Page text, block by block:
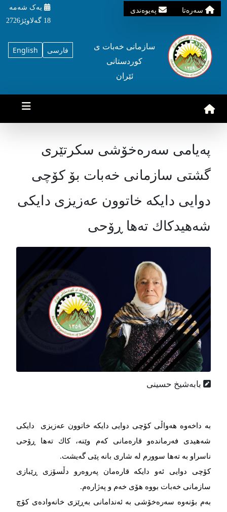
سه‌ره‌تا په‌یوه‌ندی
یه‌ک شه‌مه‌
18 گه‌لاوێژ2726
English فارسی
سازمانی خه‌بات ی
کوردستانی
ئێران
پەیامی سەرەخۆشی سکرتێری
گشتی سازمانی خەبات بۆ كۆچی
دوایی دایكە خاتوون عەزیزی دایكی
شەهیدكاك تەها ڕۆحی
بابەشیخ حسینی
بە داخەوە هەواڵی كۆچی دوایی دایكە خاتوون عەزیزی دایكی
شەهیدی فەرماندەو قارەمانی كەم وێنە، كاك تەها ڕۆحی
ناسراو بە تەها سوورم لە شاری بانە پێی گەیشت.
كۆچی دوایی ئەو دایكە قارەمان پەروەرو دڵسۆزی ڕێبازی
سازمانی خەبات بووە هۆی خەم و پەژارەم.
بەم بۆنەوە سەرەخۆشی بە ئەندامانی بەڕێزی خانەوادەی كۆچ